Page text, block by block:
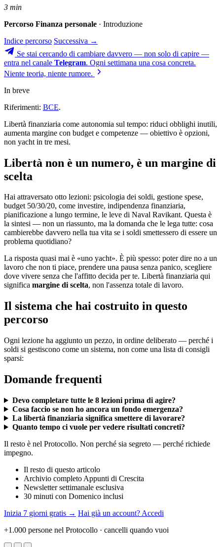
3 min
Percorso Finanza personale · Introduzione
Indice percorso Successiva →
Se stai cercando di cambiare davvero — non solo di capire —
entra nel canale Telegram. Ogni settimana una cosa concreta.
Niente teoria, niente rumore.
In breve
Riferimenti: BCE.
Libertà finanziaria come autonomia sul tempo: riduci obblighi inutili,
aumenta margine con budget e competenze — obiettivo è opzioni,
non yacht in tre mesi.
Libertà non è un numero, è un margine di
scelta
Hai attraversato otto lezioni: psicologia dei soldi, gestione spese,
budget 50/30/20, come investire, indipendenza finanziaria,
pianificazione a lungo termine, le leve di Naval Ravikant. Questa è
la sintesi — non un riassunto, ma la domanda che le lega tutte: cosa
cambierebbe davvero nella tua vita se i soldi smettessero di essere un
problema quotidiano?
La risposta quasi mai è «uno yacht». È più spesso: poter dire no a un
lavoro che non ti piace, prendere una pausa senza panico, scegliere
dove vivere senza che l'affitto decida per te. Libertà finanziaria qui
significa margine di scelta, non l'assenza totale di lavoro.
Il sistema che hai costruito in questo
percorso
Ogni lezione ha aggiunto un pezzo, in ordine deliberato — perché i
soldi si gestiscono come un sistema, non come una lista di consigli
sparsi:
Domande frequenti
Devo completare tutte le 8 lezioni prima di agire?
Cosa faccio se non ho ancora un fondo emergenza?
La libertà finanziaria significa smettere di lavorare?
Quanto tempo ci vuole per vedere risultati concreti?
Il resto è nel Protocollo. Non perché sia segreto — perché richiede
impegno.
Il resto di questo articolo
Archivio completo Appunti di Crescita
Newsletter settimanale esclusiva
30 minuti con Domenico inclusi
Inizia 7 giorni gratis → Hai già un account? Accedi
+1.000 persone nel Protocollo · cancelli quando vuoi